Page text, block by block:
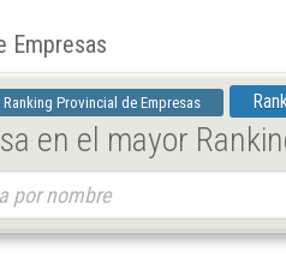
Empresas
Ranking Provincial de Empresas
en el mayor